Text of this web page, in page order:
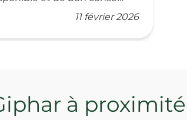
11 février 2026
à proximité